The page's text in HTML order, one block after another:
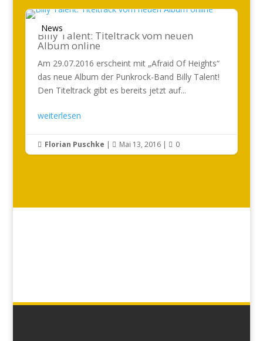
News
Billy Talent: Titeltrack vom neuen
Album online
Am 29.07.2016 erscheint mit „Afraid Of Heights“
das neue Album der Punkrock-Band Billy Talent!
Den Titeltrack gibt es bereits jetzt auf...
weiterlesen
 Florian Puschke |  Mai 13, 2016|  0